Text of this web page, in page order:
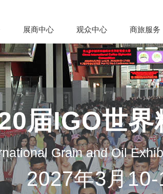
展商中心 观众中心 商旅服务
届IGO世界
Grain and Oil
2027年3月